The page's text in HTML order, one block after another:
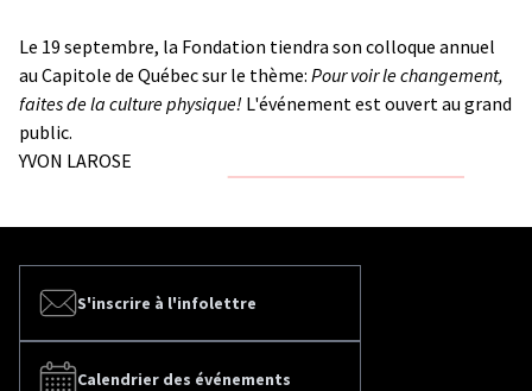
Le 19 septembre, la Fondation tiendra son colloque annuel
au Capitole de Québec sur le thème: Pour voir le changement,
faites de la culture physique! L'événement est ouvert au grand
public.
YVON LAROSE
S'inscrire à l'infolettre
Calendrier des événements